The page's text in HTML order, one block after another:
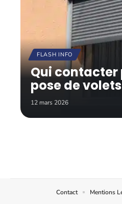
FLASH INFO
Qui contacter
pose de
12 mars 2026
Contact Mentions